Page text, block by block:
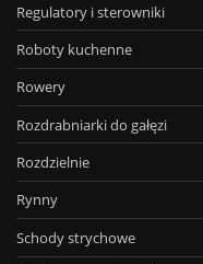
Regulatory i sterowniki
Roboty kuchenne
Rowery
Rozdrabniarki do gałęzi
Rozdzielnie
Rynny
Schody strychowe